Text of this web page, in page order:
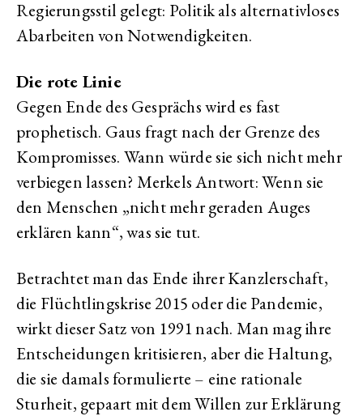
Regierungsstil gelegt: Politik als alternativloses
Abarbeiten von Notwendigkeiten.
Die rote Linie
Gegen Ende des Gesprächs wird es fast
prophetisch. Gaus fragt nach der Grenze des
Kompromisses. Wann würde sie sich nicht mehr
verbiegen lassen? Merkels Antwort: Wenn sie
den Menschen „nicht mehr geraden Auges
erklären kann“, was sie tut.
Betrachtet man das Ende ihrer Kanzlerschaft,
die Flüchtlingskrise 2015 oder die Pandemie,
wirkt dieser Satz von 1991 nach. Man mag ihre
Entscheidungen kritisieren, aber die Haltung,
die sie damals formulierte – eine rationale
Sturheit, gepaart mit dem Willen zur Erklärung